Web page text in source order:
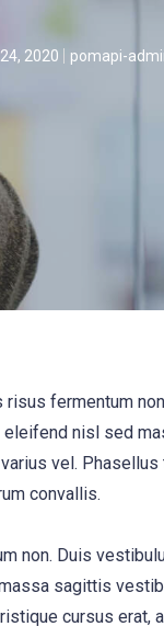
2020 pomapi-
fermentum
eleifend nisl sed
vel.
convallis.
non. Duis
sagittis
cursus erat,